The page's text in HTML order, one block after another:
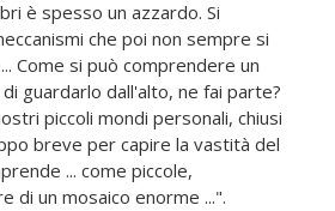
è spesso un azzardo. Si
che poi non sempre si
Come si può comprendere un
guardarlo dall'alto, ne fai parte?
piccoli mondi personali, chiusi
breve per capire la vastità del
... come piccole,
di un mosaico enorme ...".